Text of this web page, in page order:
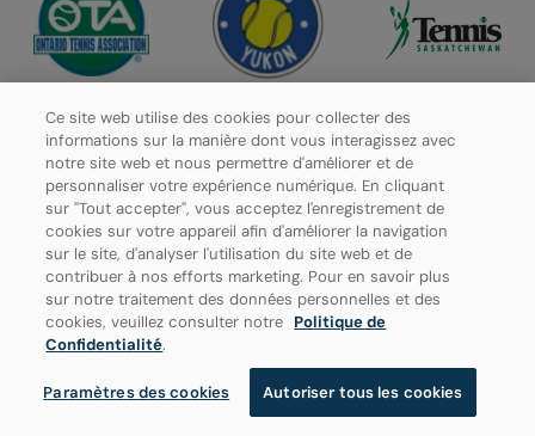
Ce site web utilise des cookies pour collecter des
informations sur la manière dont vous interagissez avec
notre site web et nous permettre d'améliorer et de
personnaliser votre expérience numérique. En cliquant
sur "Tout accepter", vous acceptez l'enregistrement de
cookies sur votre appareil afin d'améliorer la navigation
sur le site, d'analyser l'utilisation du site web et de
contribuer à nos efforts marketing. Pour en savoir plus
sur notre traitement des données personnelles et des
cookies, veuillez consulter notre Politique de
Confidentialité.
Paramètres des cookies Autoriser tous les cookies